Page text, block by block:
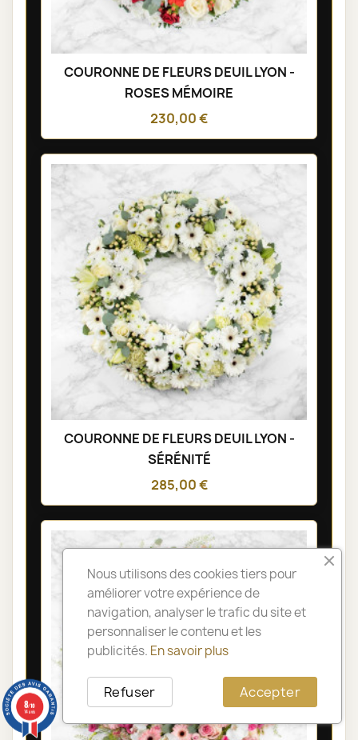
COURONNE DE FLEURS DEUIL LYON -
ROSES MÉMOIRE
230,00 €
COURONNE DE FLEURS DEUIL LYON -
SÉRÉNITÉ
285,00 €
Nous utilisons des cookies tiers pour
améliorer votre expérience de
navigation, analyser le trafic du site et
personnaliser le contenu et les
publicités. En savoir plus
Accepter
Refuser
8/10
14 avis